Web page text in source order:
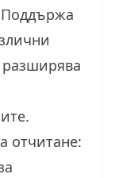
Поддържа
отчитане: